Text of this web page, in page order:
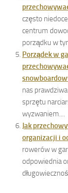
często
centrum
porządku w
Porządek w
nas
sprzętu
wyzwaniem....
Jak
organizacji i
rowerów w
odpowiednia